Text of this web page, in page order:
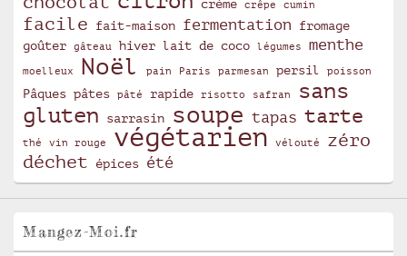
crème crêpe cumin
facile fait-maison fermentation
fromage
goûter
gâteau hiver lait de coco légumes menthe
moelleux Noël pain Paris parmesan persil poisson
Pâques pâtes pâté rapide risotto safran
sans
gluten
sarrasin soupe tapas tarte
thé vin rouge végétarien vélouté
zéro
déchet
épices été
Mangez-Moi.fr